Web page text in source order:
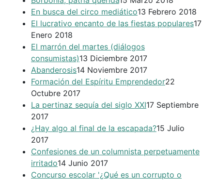
En busca del circo mediático13 Febrero 2018
El lucrativo encanto de las fiestas populares17
Enero 2018
El marrón del martes (diálogos
consumistas)13 Diciembre 2017
Abanderosis14 Noviembre 2017
Formación del Espíritu Emprendedor22
Octubre 2017
La pertinaz sequía del siglo XXI17 Septiembre
2017
¿Hay algo al final de la escapada?15 Julio
2017
Confesiones de un columnista perpetuamente
irritado14 Junio 2017
Concurso escolar '¿Qué es un corrupto o